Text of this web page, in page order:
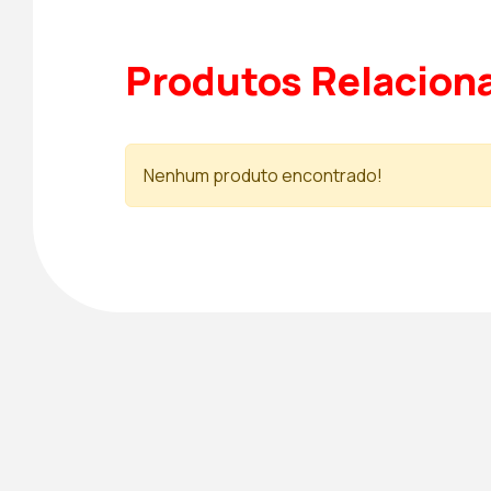
Produtos
Nenhum produto encontrado!